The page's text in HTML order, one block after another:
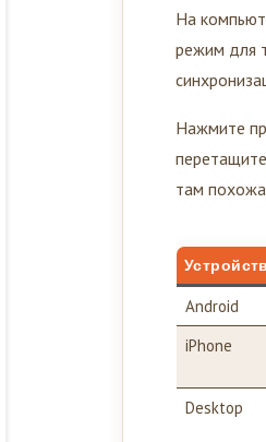
На
режим
Нажмите
Android
iPhone
Desktop